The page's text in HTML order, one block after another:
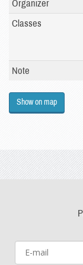
Organizer
Classes
Note
Show on map